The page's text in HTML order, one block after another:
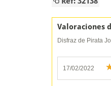
Valoraciones
Disfraz de Pirata
17/02/2022